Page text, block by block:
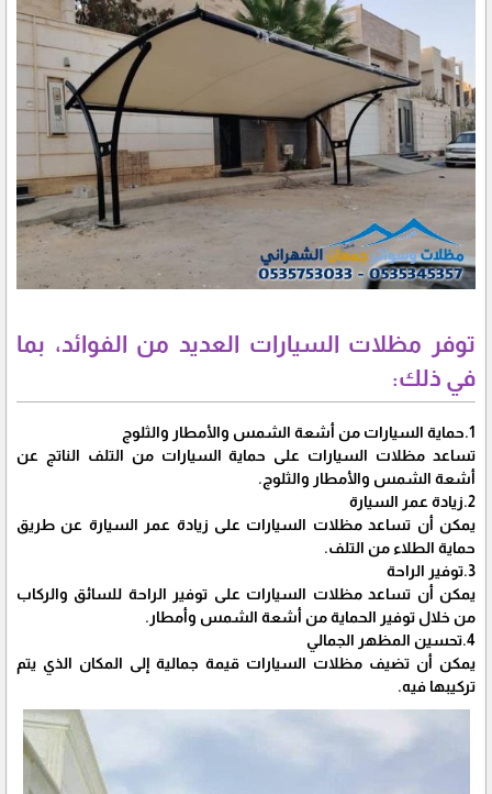
توفر مظلات السيارات العديد من الفوائد، بما
في ذلك:
1.حماية السيارات من أشعة الشمس والأمطار والثلوج
تساعد مظلات السيارات على حماية السيارات من التلف الناتج عن
أشعة الشمس والأمطار والثلوج.
2.زيادة عمر السيارة
يمكن أن تساعد مظلات السيارات على زيادة عمر السيارة عن طريق
حماية الطلاء من التلف.
3.توفير الراحة
يمكن أن تساعد مظلات السيارات على توفير الراحة للسائق والركاب
من خلال توفير الحماية من أشعة الشمس وأمطار.
4.تحسين المظهر الجمالي
يمكن أن تضيف مظلات السيارات قيمة جمالية إلى المكان الذي يتم
تركيبها فيه.